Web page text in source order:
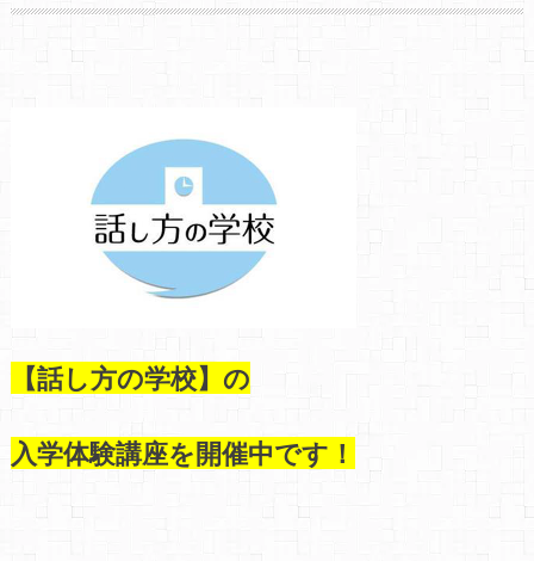
【話し方の学校】の
入学体験講座を開催中です！